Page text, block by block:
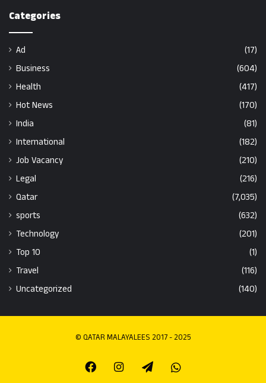
Categories
Ad
(17)
Business
(604)
Health
(417)
Hot News
(170)
India
(81)
International
(182)
Job Vacancy
(210)
Legal
(216)
Qatar
(7,035)
sports
(632)
Technology
(201)
Top 10
(1)
Travel
(116)
Uncategorized
(140)
© QATAR MALAYALEES 2017 - 2025
FacebookInstagramTelegramWhatsapp